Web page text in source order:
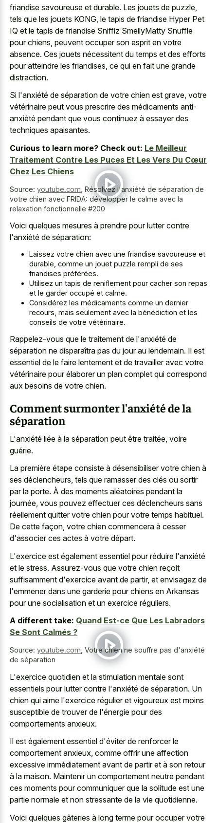
friandise savoureuse et durable. Les jouets de puzzle,
tels que les jouets KONG, le tapis de friandise Hyper Pet
IQ et le tapis de friandise Sniffiz SmellyMatty Snuffle
pour chiens, peuvent occuper son esprit en votre
absence. Ces jouets nécessitent du temps et des efforts
pour atteindre les friandises, ce qui en fait une grande
distraction.
Si l'anxiété de séparation de votre chien est grave, votre
vétérinaire peut vous prescrire des médicaments anti-
anxiété pendant que vous continuez à essayer des
techniques apaisantes.
Curious to learn more? Check out: Le Meilleur
Traitement Contre Les Puces Et Les Vers Du Cœur
Chez Les Chiens
Source: youtube.com Résolvez l'anxiété de séparation de
votre chien avec FRIDA: développer le calme avec la
relaxation fonctionnelle #200
Voici quelques mesures à prendre pour lutter contre
l'anxiété de séparation:
Laissez votre chien avec une friandise savoureuse et
durable, comme un jouet puzzle rempli de ses
friandises préférées.
Utilisez un tapis de reniflement pour cacher son repas
et le garder occupé et calme.
Considérez les médicaments comme un dernier
recours, mais seulement avec la bénédiction et les
conseils de votre vétérinaire.
Rappelez-vous que le traitement de l'anxiété de
séparation ne disparaîtra pas du jour au lendemain. Il est
essentiel de le faire lentement et de travailler avec votre
vétérinaire pour élaborer un plan complet qui correspond
aux besoins de votre chien.
Comment surmonter l'anxiété de la
séparation
L'anxiété liée à la séparation peut être traitée, voire
guérie.
La première étape consiste à désensibiliser votre chien à
ses déclencheurs, tels que ramasser des clés ou sortir
par la porte. À des moments aléatoires pendant la
journée, vous pouvez effectuer ces déclencheurs sans
réellement quitter votre chien pour votre temps habituel.
De cette façon, votre chien commencera à cesser
d'associer ces actes à votre départ.
L'exercice est également essentiel pour réduire l'anxiété
et le stress. Assurez-vous que votre chien reçoit
suffisamment d'exercice avant de partir, et envisagez de
l'emmener dans une garderie pour chiens en Arkansas
pour une socialisation et un exercice réguliers.
A different take: Quand Est-ce Que Les Labradors
Se Sont Calmés ?
Source: youtube.com, Votre chien ne souffre pas d'anxiété
de séparation
L'exercice quotidien et la stimulation mentale sont
essentiels pour lutter contre l'anxiété de séparation. Un
chien qui aime l'exercice régulier et vigoureux est moins
susceptible de trouver de l'énergie pour des
comportements anxieux.
Il est également essentiel d'éviter de renforcer le
comportement anxieux, comme offrir une affection
excessive immédiatement avant de partir et à son retour
à la maison. Maintenir un comportement neutre pendant
ces moments pour communiquer que la solitude est une
partie normale et non stressante de la vie quotidienne.
Voici quelques gâteries à long terme pour occuper votre